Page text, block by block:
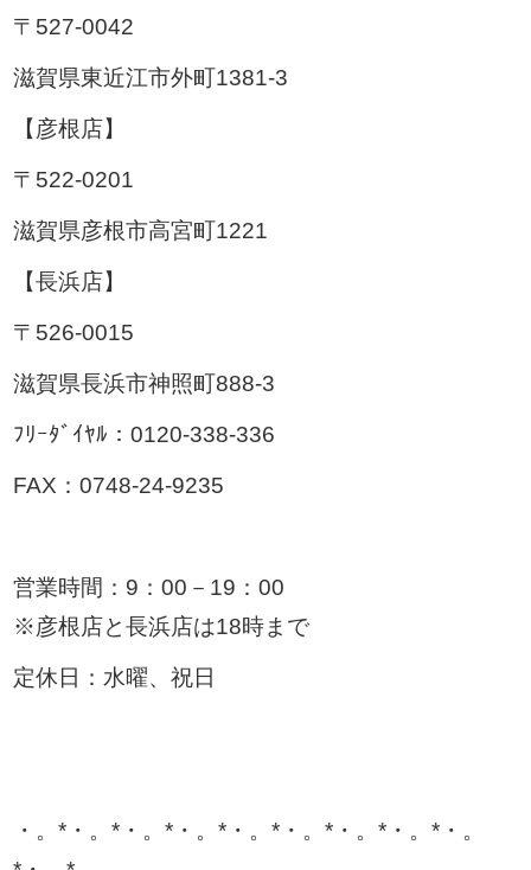
〒527-0042
滋賀県東近江市外町1381-3
【彦根店】
〒522-0201
滋賀県彦根市高宮町1221
【長浜店】
〒526-0015
滋賀県長浜市神照町888-3
ﾌﾘｰﾀﾞｲﾔﾙ：0120-338-336
FAX：0748-24-9235
営業時間：9：00－19：00
※彦根店と長浜店は18時まで
定休日：水曜、祝日
・。*・。*・。*・。*・。*・。*・。*・。*・。